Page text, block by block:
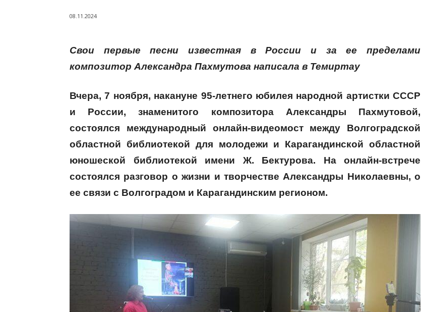
08.11.2024
Свои первые песни известная в России и за ее пределами
композитор Александра Пахмутова написала в Темиртау
Вчера, 7 ноября, накануне 95-летнего юбилея народной артистки СССР
и России, знаменитого композитора Александры Пахмутовой,
состоялся международный онлайн-видеомост между Волгоградской
областной библиотекой для молодежи и Карагандинской областной
юношеской библиотекой имени Ж. Бектурова. На онлайн-встрече
состоялся разговор о жизни и творчестве Александры Николаевны, о
ее связи с Волгоградом и Карагандинским регионом.